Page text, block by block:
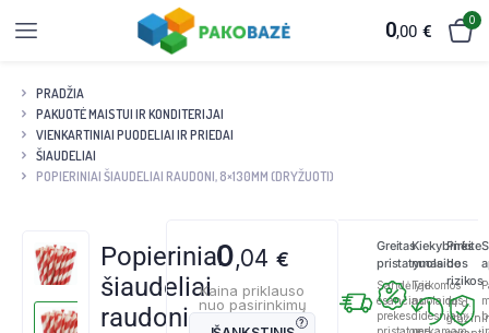
0,00 €
0
PRADŽIA
PAKUOTĖ MAISTUI IR KONDITERIJAI
VIENKARTINIAI PUODELIAI IR PRIEDAI
ŠIAUDELIAI
POPIERINIAI ŠIAUDELIAI RAUDONI, 8×130MM (DRYŽUOTI)
Popieriniai
šiaudeliai
raudoni,
0,04 €
Kaina priklauso
nuo pasirinkimų
Greitas
pristatymas
Sandėlyje
esančias
prekes
Kiekybinės
nuolaidos
Taikomos
nuolaidos
didesniam
Pirkite
be
rizikos
14 d.